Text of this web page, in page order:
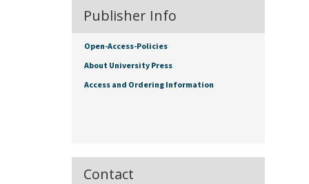
Publisher Info
Open-Access-Policies
About University Press
Access and Ordering Information
Contact